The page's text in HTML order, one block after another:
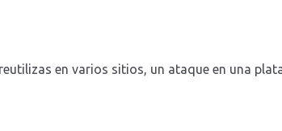
en varios sitios, un ataque en una